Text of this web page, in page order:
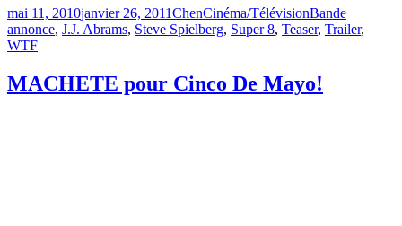
Publié
le
mai 11, 2010janvier 26, 2011ChenCatégories
Cinéma/TélévisionÉtiquettes
Bande
annonce, J.J. Abrams, Steve Spielberg, Super 8, Teaser, Trailer,
WTF
MACHETE pour Cinco De Mayo!